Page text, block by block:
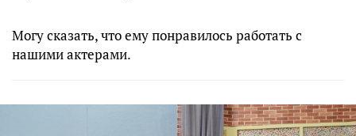
Могу сказать, что ему понравилось работать с
нашими актерами.